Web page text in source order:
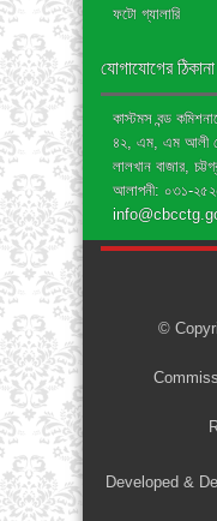
ফটো গ্যালারি
যোগাযোগের ঠিকানা
কাস্টমস বন্ড
৪২, এম, এম আলী
লালখান বাজার,
আলাপনী: ০৩১-
©
Developed &